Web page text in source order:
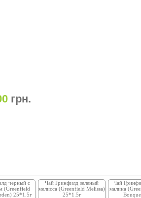
грн.
черный с
(Greenfield
25*1.5г
Чай Гринфилд зеленый
мелисса (Greenfield Melissa)
25*1.5г
Чай
малина